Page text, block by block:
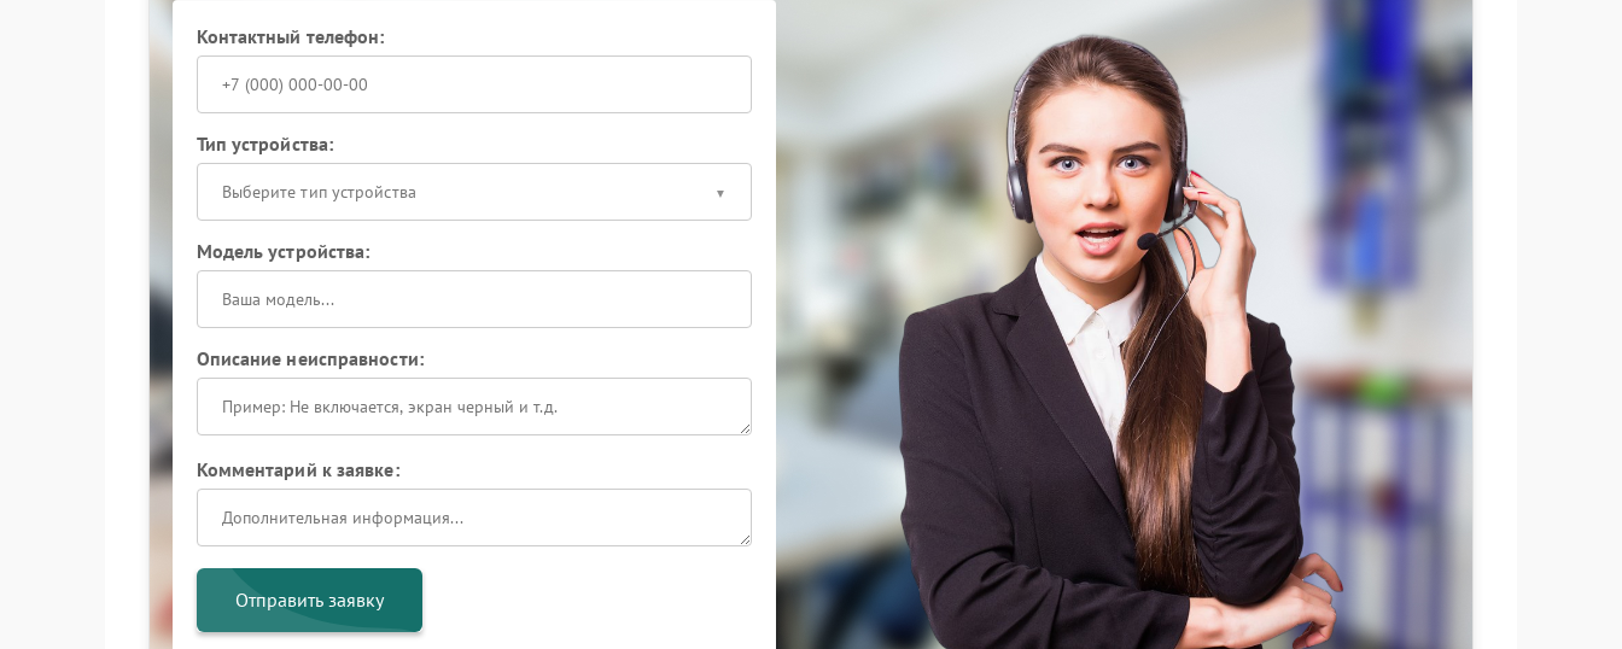
Контактный телефон:
Тип устройства:
Выберите тип устройства
Модель устройства:
Описание неисправности:
Комментарий к заявке:
Отправить заявку